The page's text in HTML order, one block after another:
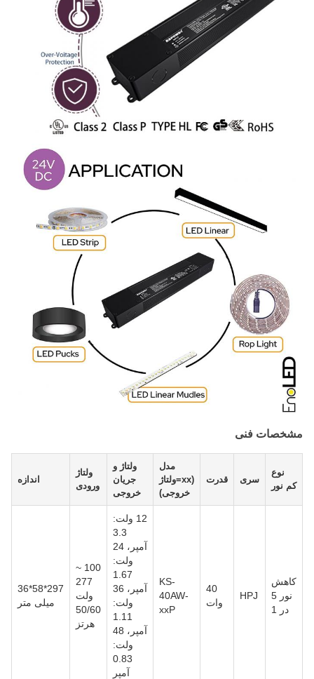
مشخصات فنی
نوع
کم نور
سری قدرت
مدل
(xx=ولتاژ
خروجی)
ولتاژ و
جریان
خروجی
ولتاژ
ورودی
اندازه
کاهش
نور 5
در 1
HPJ
40
وات
KS-
40AW-
xxP
12 ولت:
3.3
آمپر، 24
ولت:
1.67
آمپر، 36
ولت:
1.11
آمپر، 48
ولت:
0.83
آمپر
100 ~
277
ولت
50/60
هرتز
297*58*36
میلی متر